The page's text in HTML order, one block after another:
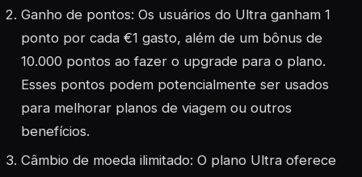
Ganho de pontos: Os usuários do Ultra ganham 1
ponto por cada €1 gasto, além de um bônus de
10.000 pontos ao fazer o upgrade para o plano.
Esses pontos podem potencialmente ser usados
para melhorar planos de viagem ou outros
benefícios.
Câmbio de moeda ilimitado: O plano Ultra oferece